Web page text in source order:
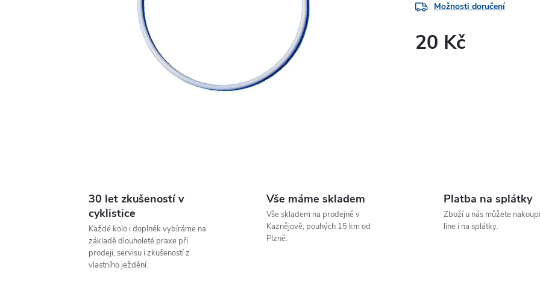
Možnosti doručení
20 Kč
30 let zkušeností v
cyklistice
Každé kolo i doplněk vybíráme na
základě dlouholeté praxe při
prodeji, servisu i zkušeností z
vlastního ježdění.
Vše máme skladem
Vše skladem na prodejně v
Kaznějově, pouhých 15 km od
Plzně.
Platba na splátky
Zboží u nás můžete
line i na splátky.